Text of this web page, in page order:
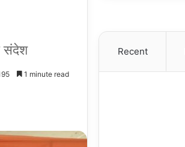
संदेश
1 minute read
Recent